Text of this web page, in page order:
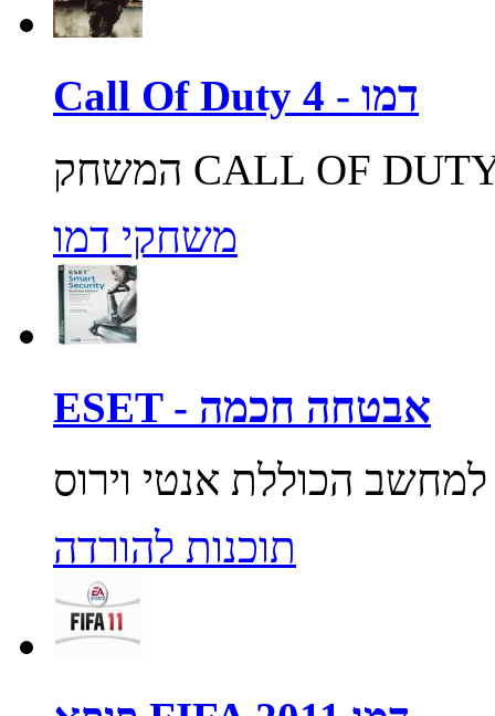
Call Of Duty 4 - דמו
משחקי דמו
ESET - אבטחה חכמה
תוכנות להורדה